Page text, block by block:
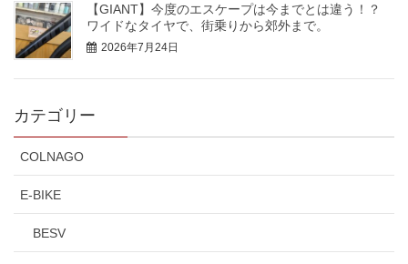
【GIANT】今度のエスケープは今までとは違う！？
ワイドなタイヤで、街乗りから郊外まで。
2026年7月24日
カテゴリー
COLNAGO
E-BIKE
BESV